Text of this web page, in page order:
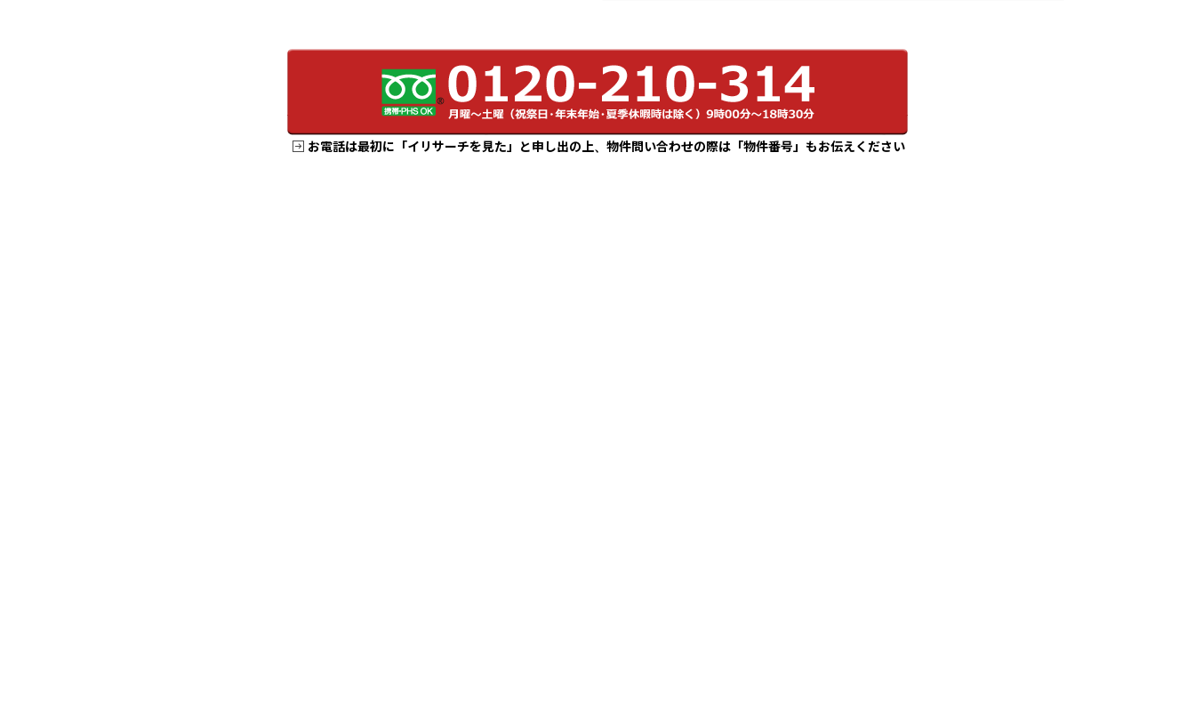
お電話は最初に「イリサーチを見た」と申し出の上、物件問い合わせの際は「物件番号」もお伝えください